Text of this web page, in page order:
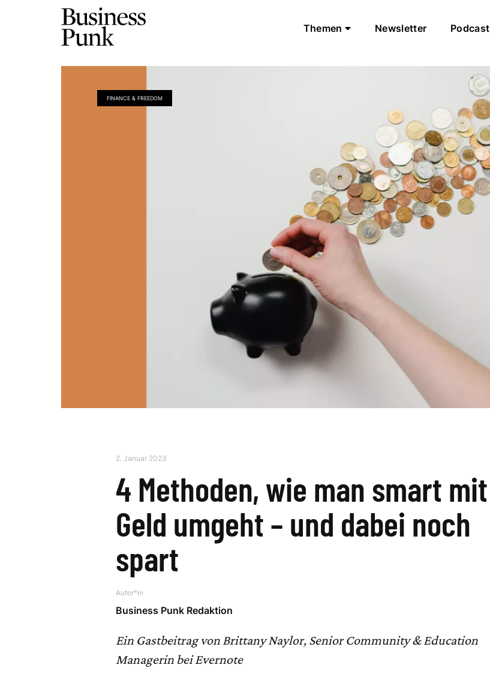
Themen Newsletter Podcast
FINANCE & FREEDOM
2. Januar 2023
4 Methoden, wie man smart mit
Geld umgeht – und dabei noch
spart
Autor*in
Business Punk Redaktion
Ein Gastbeitrag von Brittany Naylor, Senior Community & Education
Managerin bei Evernote